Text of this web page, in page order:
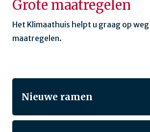
Grote maatregelen
Het Klimaathuis helpt u graag op
maatregelen.
Nieuwe ramen